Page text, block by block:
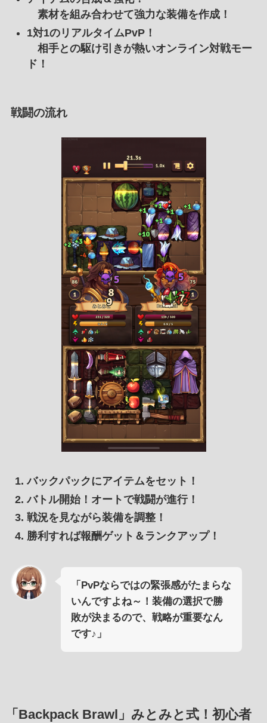
素材を組み合わせて強力な装備を作成！
1対1のリアルタイムPvP！
相手との駆け引きが熱いオンライン対戦モー
ド！
戦闘の流れ
バックパックにアイテムをセット！
バトル開始！オートで戦闘が進行！
戦況を見ながら装備を調整！
勝利すれば報酬ゲット＆ランクアップ！
「PvPならではの緊張感がたまらな
いんですよね～！装備の選択で勝
敗が決まるので、戦略が重要なん
です♪」
「 Backpack Brawl 」みとみと式！初心者